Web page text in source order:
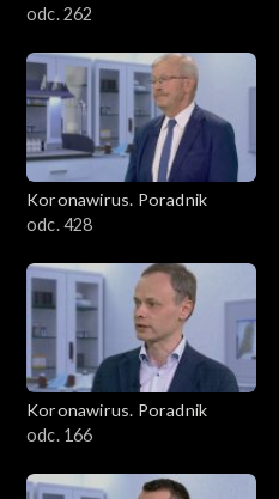
odc. 262
Koronawirus. Poradnik
odc. 428
Koronawirus. Poradnik
odc. 166